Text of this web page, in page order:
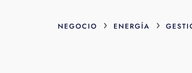
NEGOCIO › ENERGÍA ›